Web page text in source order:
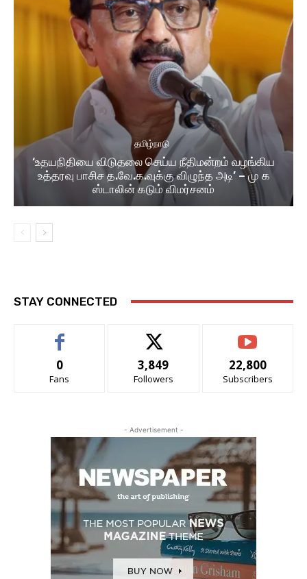
தமிழ்நாடு
‘உதயநிதியை விடுதலை செய்ய நீதிமன்றம் வழங்கிய
உத்தரவு பாசிச த.வே.க.வுக்கு விழுந்த அடி’ – மு க
ஸ்டாலின் கடும் விமர்சனம்
STAY CONNECTED
0
Fans
3,849
Followers
22,800
Subscribers
- Advertisement -